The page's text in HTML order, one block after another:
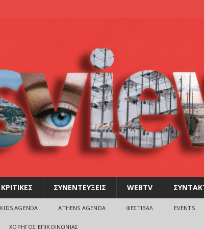
ΚΡΙΤΙΚΕΣ ΣΥΝΕΝΤΕΥΞΕΙΣ WEBTV
KIDS AGENDA ATHENS AGENDA ΦΕΣΤΙΒΑΛ EVENTS
ΧΟΡΗΓΟΣ ΕΠΙΚΟΙΝΩΝΙΑΣ